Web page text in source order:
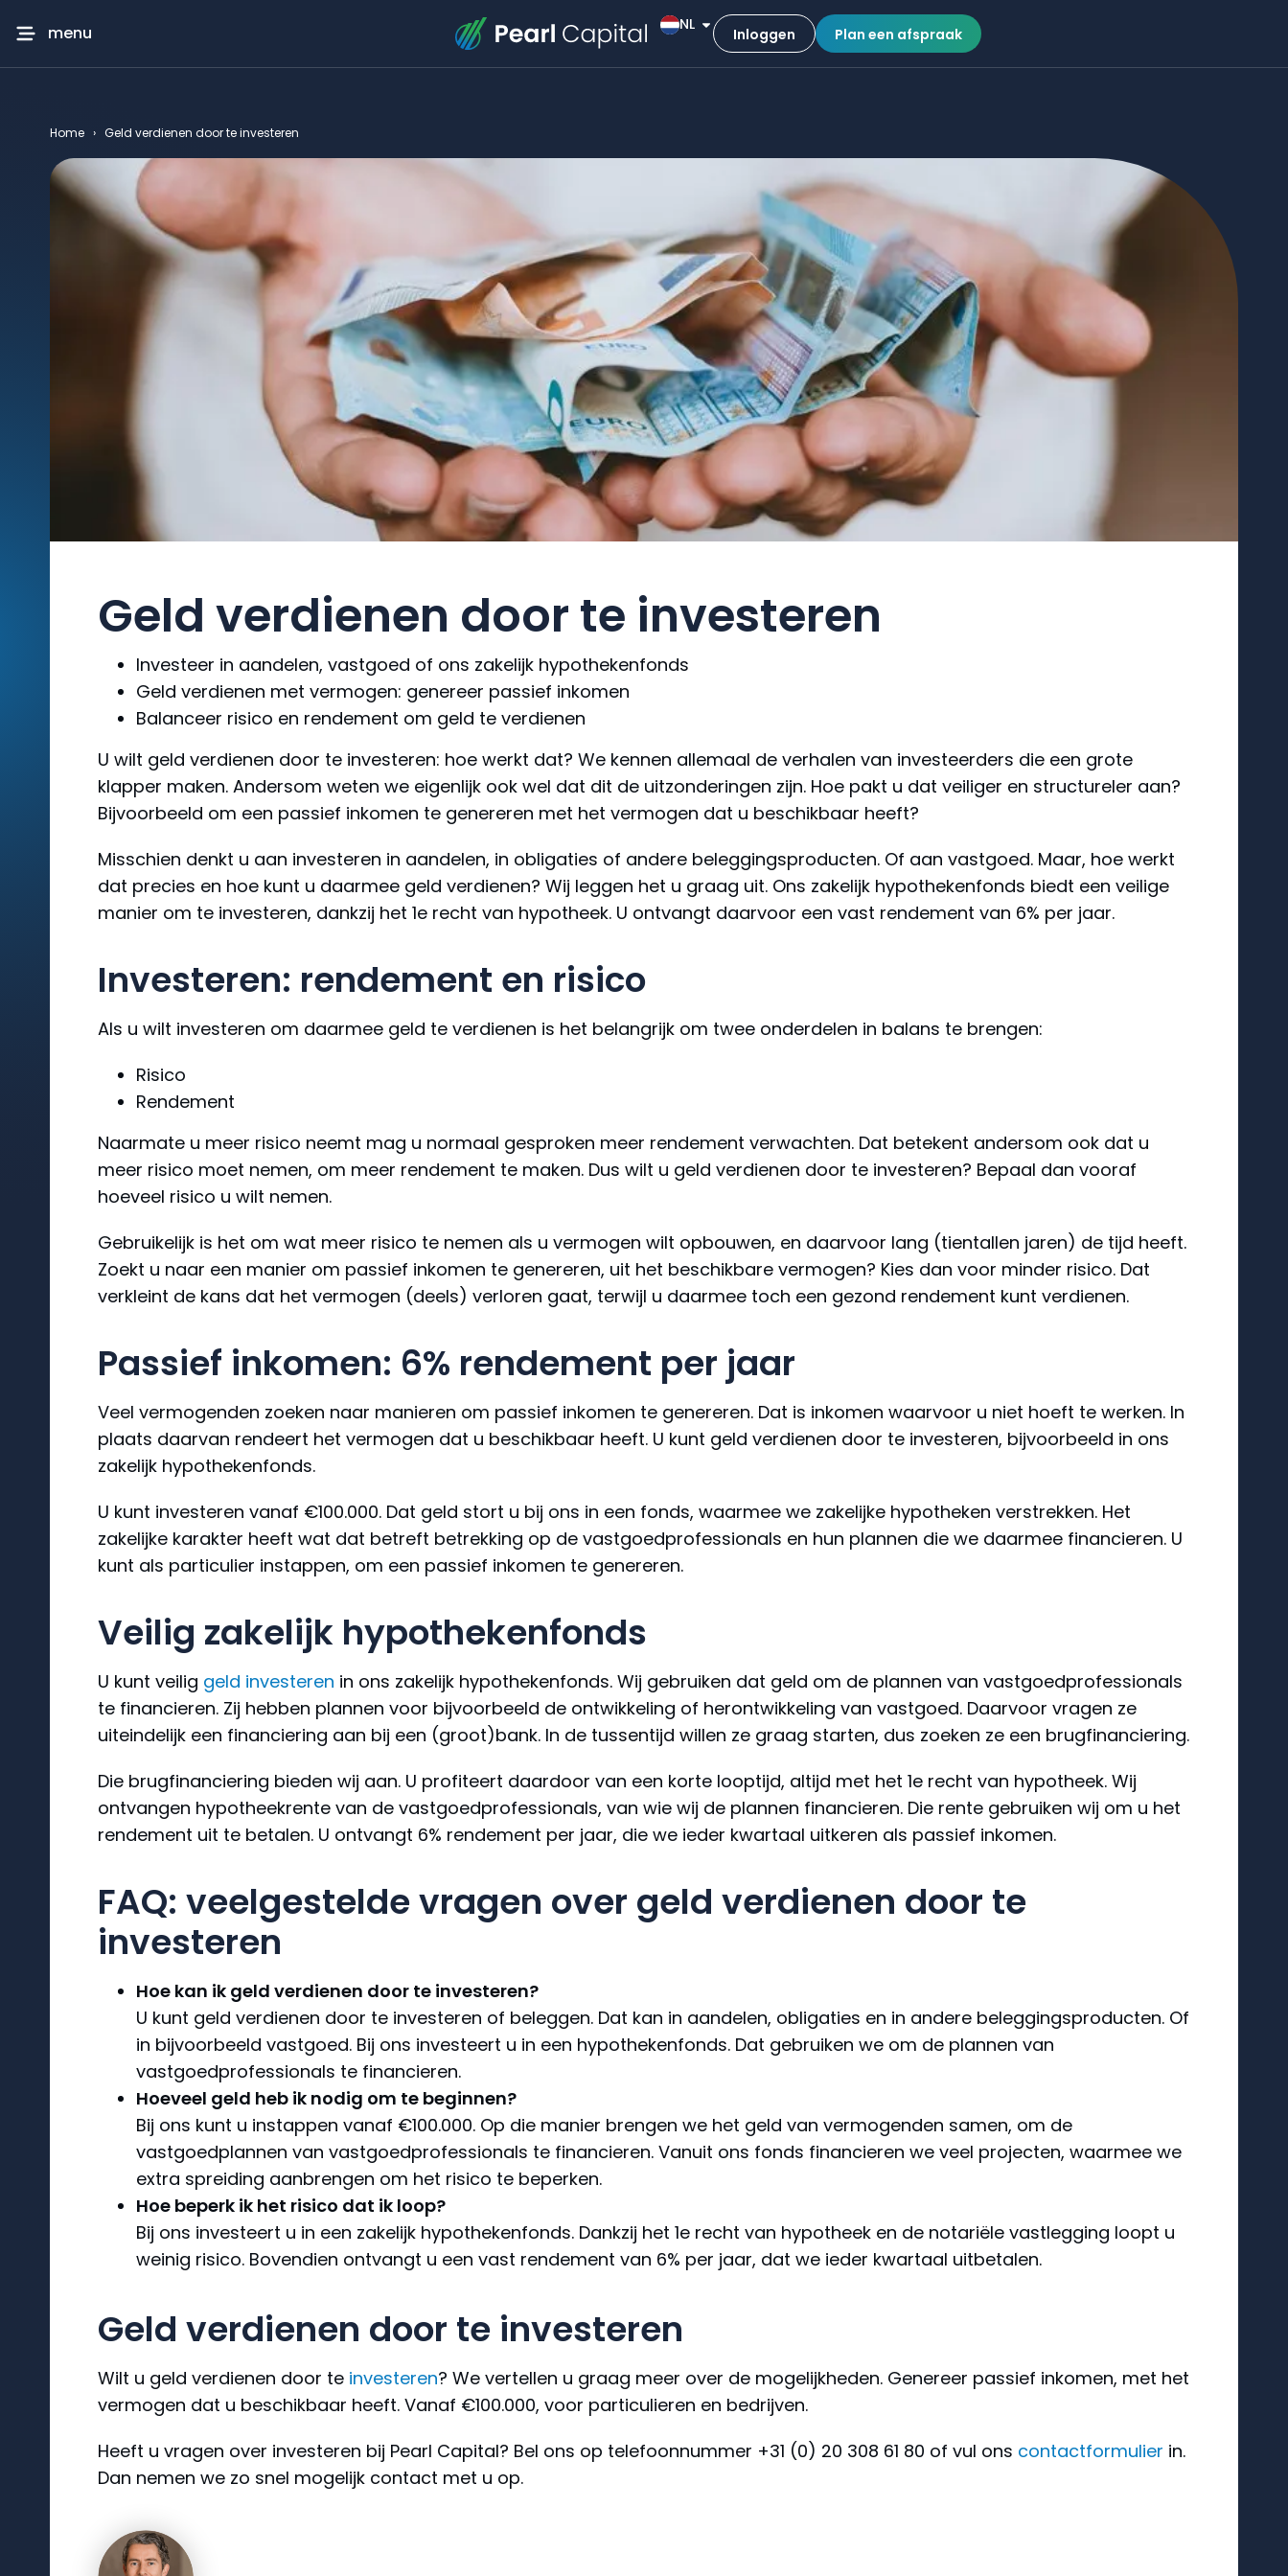
menu NL
Inloggen Plan een afspraak
Home › Geld verdienen door te investeren
Geld verdienen door te investeren
Investeer in aandelen, vastgoed of ons zakelijk hypothekenfonds
Geld verdienen met vermogen: genereer passief inkomen
Balanceer risico en rendement om geld te verdienen
U wilt geld verdienen door te investeren: hoe werkt dat? We kennen allemaal de verhalen van investeerders die een grote
klapper maken. Andersom weten we eigenlijk ook wel dat dit de uitzonderingen zijn. Hoe pakt u dat veiliger en structureler aan?
Bijvoorbeeld om een passief inkomen te genereren met het vermogen dat u beschikbaar heeft?
Misschien denkt u aan investeren in aandelen, in obligaties of andere beleggingsproducten. Of aan vastgoed. Maar, hoe werkt
dat precies en hoe kunt u daarmee geld verdienen? Wij leggen het u graag uit. Ons zakelijk hypothekenfonds biedt een veilige
manier om te investeren, dankzij het 1e recht van hypotheek. U ontvangt daarvoor een vast rendement van 6% per jaar.
Investeren: rendement en risico
Als u wilt investeren om daarmee geld te verdienen is het belangrijk om twee onderdelen in balans te brengen:
Risico
Rendement
Naarmate u meer risico neemt mag u normaal gesproken meer rendement verwachten. Dat betekent andersom ook dat u
meer risico moet nemen, om meer rendement te maken. Dus wilt u geld verdienen door te investeren? Bepaal dan vooraf
hoeveel risico u wilt nemen.
Gebruikelijk is het om wat meer risico te nemen als u vermogen wilt opbouwen, en daarvoor lang (tientallen jaren) de tijd heeft.
Zoekt u naar een manier om passief inkomen te genereren, uit het beschikbare vermogen? Kies dan voor minder risico. Dat
verkleint de kans dat het vermogen (deels) verloren gaat, terwijl u daarmee toch een gezond rendement kunt verdienen.
Passief inkomen: 6% rendement per jaar
Veel vermogenden zoeken naar manieren om passief inkomen te genereren. Dat is inkomen waarvoor u niet hoeft te werken. In
plaats daarvan rendeert het vermogen dat u beschikbaar heeft. U kunt geld verdienen door te investeren, bijvoorbeeld in ons
zakelijk hypothekenfonds.
U kunt investeren vanaf €100.000. Dat geld stort u bij ons in een fonds, waarmee we zakelijke hypotheken verstrekken. Het
zakelijke karakter heeft wat dat betreft betrekking op de vastgoedprofessionals en hun plannen die we daarmee financieren. U
kunt als particulier instappen, om een passief inkomen te genereren.
Veilig zakelijk hypothekenfonds
U kunt veilig geld investeren in ons zakelijk hypothekenfonds. Wij gebruiken dat geld om de plannen van vastgoedprofessionals
te financieren. Zij hebben plannen voor bijvoorbeeld de ontwikkeling of herontwikkeling van vastgoed. Daarvoor vragen ze
uiteindelijk een financiering aan bij een (groot)bank. In de tussentijd willen ze graag starten, dus zoeken ze een brugfinanciering.
Die brugfinanciering bieden wij aan. U profiteert daardoor van een korte looptijd, altijd met het 1e recht van hypotheek. Wij
ontvangen hypotheekrente van de vastgoedprofessionals, van wie wij de plannen financieren. Die rente gebruiken wij om u het
rendement uit te betalen. U ontvangt 6% rendement per jaar, die we ieder kwartaal uitkeren als passief inkomen.
FAQ: veelgestelde vragen over geld verdienen door te
investeren
Hoe kan ik geld verdienen door te investeren?
U kunt geld verdienen door te investeren of beleggen. Dat kan in aandelen, obligaties en in andere beleggingsproducten. Of
in bijvoorbeeld vastgoed. Bij ons investeert u in een hypothekenfonds. Dat gebruiken we om de plannen van
vastgoedprofessionals te financieren.
Hoeveel geld heb ik nodig om te beginnen?
Bij ons kunt u instappen vanaf €100.000. Op die manier brengen we het geld van vermogenden samen, om de
vastgoedplannen van vastgoedprofessionals te financieren. Vanuit ons fonds financieren we veel projecten, waarmee we
extra spreiding aanbrengen om het risico te beperken.
Hoe beperk ik het risico dat ik loop?
Bij ons investeert u in een zakelijk hypothekenfonds. Dankzij het 1e recht van hypotheek en de notariële vastlegging loopt u
weinig risico. Bovendien ontvangt u een vast rendement van 6% per jaar, dat we ieder kwartaal uitbetalen.
Geld verdienen door te investeren
Wilt u geld verdienen door te investeren? We vertellen u graag meer over de mogelijkheden. Genereer passief inkomen, met het
vermogen dat u beschikbaar heeft. Vanaf €100.000, voor particulieren en bedrijven.
Heeft u vragen over investeren bij Pearl Capital? Bel ons op telefoonnummer +31 (0) 20 308 61 80 of vul ons contactformulier in.
Dan nemen we zo snel mogelijk contact met u op.